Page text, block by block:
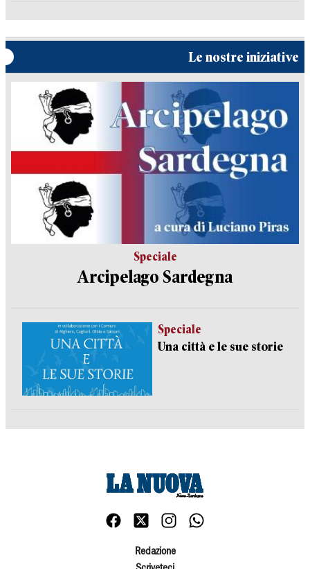
Le nostre iniziative
Speciale
Arcipelago Sardegna
Speciale
Una città e le sue storie
Redazione